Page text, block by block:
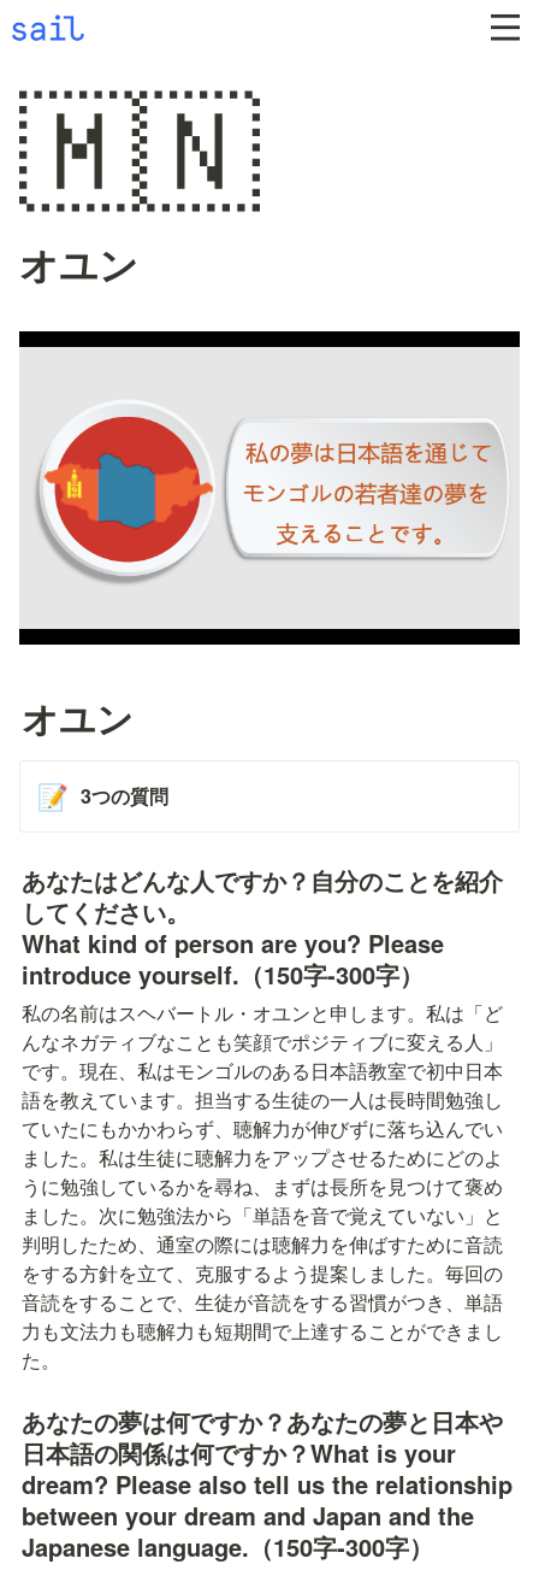
🇲🇳
オユン
オユン
📝 3つの質問
あなたはどんな人ですか？自分のことを紹介
してください。
What kind of person are you? Please
introduce yourself.（150字-300字）
私の名前はスヘバートル・オユンと申します。私は「ど
んなネガティブなことも笑顔でポジティブに変える人」
です。現在、私はモンゴルのある日本語教室で初中日本
語を教えています。担当する生徒の一人は長時間勉強し
ていたにもかかわらず、聴解力が伸びずに落ち込んでい
ました。私は生徒に聴解力をアップさせるためにどのよ
うに勉強しているかを尋ね、まずは長所を見つけて褒め
ました。次に勉強法から「単語を音で覚えていない」と
判明したため、通室の際には聴解力を伸ばすために音読
をする方針を立て、克服するよう提案しました。毎回の
音読をすることで、生徒が音読をする習慣がつき、単語
力も文法力も聴解力も短期間で上達することができまし
た。
あなたの夢は何ですか？あなたの夢と日本や
日本語の関係は何ですか？What is your
dream? Please also tell us the relationship
between your dream and Japan and the
Japanese language.（150字-300字）